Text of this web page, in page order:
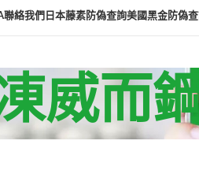
聯絡我們日本藤素防偽查詢美國黑金防偽
威而